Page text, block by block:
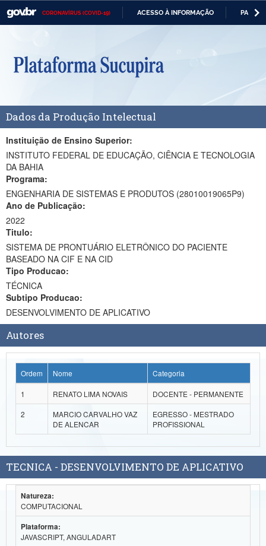
CORONAVÍRUS (COVID-19) ACESSO À INFORMAÇÃO
Casa Civil
Ministério da Defesa
Ministério da Economia
Ministério da Infraestrutura
Ministério da Agricultura, Pecuária e Abastecimento
Ministério da Educação
Ministério da Cidadania
Ministério da Saúde
Ministério de Minas e Energia
Ministério da Ciência, Tecnologia, Inovações e Comunicações
Ministério do Meio Ambiente
Ministério do Desenvolvimento Regional
Controladoria-Geral da União
Ministério da Mulher, da Família e dos Direitos Humanos
Secretaria de Governo
Gabinete de Segurança Institucional
Advocacia-Geral da União
Banco Central do Brasil
Planalto
Dados da Produção Intelectual
Instituição de Ensino Superior:
INSTITUTO FEDERAL DE EDUCAÇÃO, CIÊNCIA E TECNOLOGIA
DA BAHIA
Programa:
ENGENHARIA DE SISTEMAS E PRODUTOS (28010019065P9)
Ano de Publicação:
2022
Titulo:
SISTEMA DE PRONTUÁRIO ELETRÔNICO DO PACIENTE
BASEADO NA CIF E NA CID
Tipo Producao:
TÉCNICA
Subtipo Producao:
DESENVOLVIMENTO DE APLICATIVO
Autores
Ordem Nome Categoria
1 RENATO LIMA NOVAIS
DOCENTE - PERMANENTE
2
MARCIO CARVALHO VAZ
DE ALENCAR
EGRESSO - MESTRADO
PROFISSIONAL
TECNICA - DESENVOLVIMENTO DE APLICATIVO
Natureza:
COMPUTACIONAL
Plataforma:
JAVASCRIPT, ANGULADART